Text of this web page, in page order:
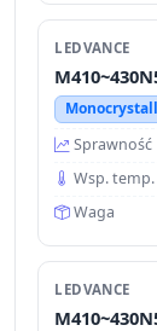
LEDVANCE
Sprawność
Wsp. temp.
Waga
LEDVANCE